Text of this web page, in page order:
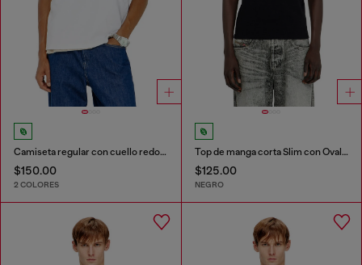
Camiseta regular con cuello redondo y Oval D
$150.00
2 COLORES
Top de manga corta Slim con Oval D cortado a láser
$125.00
NEGRO